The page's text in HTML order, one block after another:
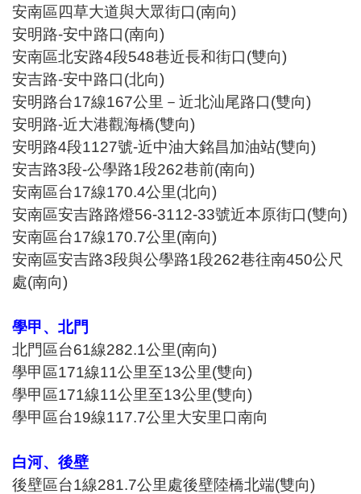
安南區四草大道與大眾街口(南向)
安明路-安中路口(南向)
安南區北安路4段548巷近長和街口(雙向)
安吉路-安中路口(北向)
安明路台17線167公里－近北汕尾路口(雙向)
安明路-近大港觀海橋(雙向)
安明路4段1127號-近中油大銘昌加油站(雙向)
安吉路3段-公學路1段262巷前(南向)
安南區台17線170.4公里(北向)
安南區安吉路路燈56-3112-33號近本原街口(雙向)
安南區台17線170.7公里(南向)
安南區安吉路3段與公學路1段262巷往南450公尺
處(南向)
學甲、北門
北門區台61線282.1公里(南向)
學甲區171線11公里至13公里(雙向)
學甲區171線11公里至13公里(雙向)
學甲區台19線117.7公里大安里口南向
白河、後壁
後壁區台1線281.7公里處後壁陸橋北端(雙向)